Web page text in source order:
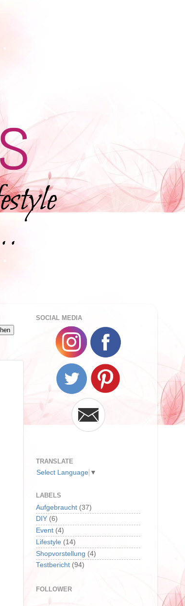
SOCIAL MEDIA
TRANSLATE
Select Language ▼
LABELS
Aufgebraucht (37)
DIY (6)
Event (4)
Lifestyle (14)
Shopvorstellung (4)
Testbericht (94)
FOLLOWER